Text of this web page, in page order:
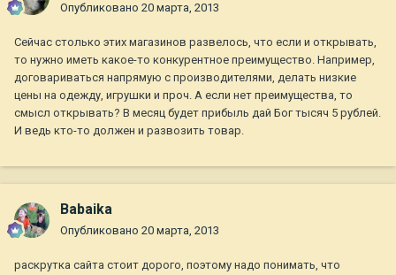
Опубликовано 20 марта, 2013
Сейчас столько этих магазинов развелось, что если и открывать,
то нужно иметь какое-то конкурентное преимущество. Например,
договариваться напрямую с производителями, делать низкие
цены на одежду, игрушки и проч. А если нет преимущества, то
смысл открывать? В месяц будет прибыль дай Бог тысяч 5 рублей.
И ведь кто-то должен и развозить товар.
Babaika
Опубликовано 20 марта, 2013
раскрутка сайта стоит дорого, поэтому надо понимать, что